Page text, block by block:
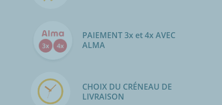
PAIEMENT 3x et 4x AVEC
ALMA
CHOIX DU CRÉNEAU DE
LIVRAISON